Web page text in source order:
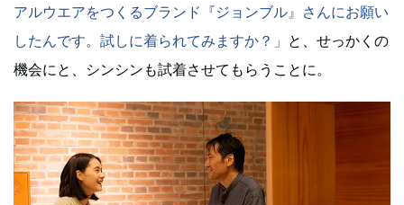
アルウエアをつくるブランド『ジョンブル』さんにお願い
したんです。試しに着られてみますか？」 と、せっかくの
機会にと、シンシンも試着させてもらうことに。